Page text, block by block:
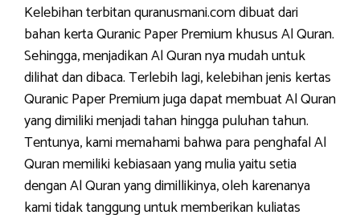
Kelebihan terbitan quranusmani.com dibuat dari
bahan kerta Quranic Paper Premium khusus Al Quran.
Sehingga, menjadikan Al Quran nya mudah untuk
dilihat dan dibaca. Terlebih lagi, kelebihan jenis kertas
Quranic Paper Premium juga dapat membuat Al Quran
yang dimiliki menjadi tahan hingga puluhan tahun.
Tentunya, kami memahami bahwa para penghafal Al
Quran memiliki kebiasaan yang mulia yaitu setia
dengan Al Quran yang dimillikinya, oleh karenanya
kami tidak tanggung untuk memberikan kuliatas